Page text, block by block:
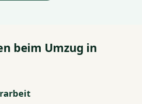
beim Umzug in